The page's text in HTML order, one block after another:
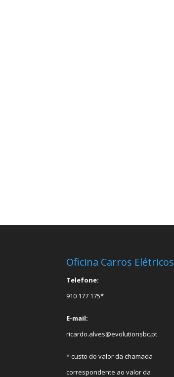
Oficina Carros Elétricos
Telefone:
910 177 175*
E-mail:
ricardo.alves@evolutionsbc.pt
* custo do valor da chamada
correspondente ao valor da